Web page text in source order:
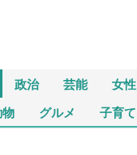
政治 芸能 女性
物 グルメ 子育